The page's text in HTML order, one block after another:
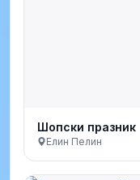
Шопски празник
Елин Пелин